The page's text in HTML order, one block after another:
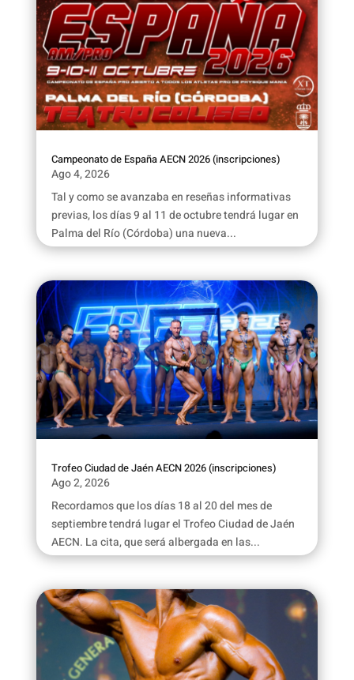
Campeonato de España AECN 2026 (inscripciones)
Ago 4, 2026
Tal y como se avanzaba en reseñas informativas
previas, los días 9 al 11 de octubre tendrá lugar en
Palma del Río (Córdoba) una nueva...
Trofeo Ciudad de Jaén AECN 2026 (inscripciones)
Ago 2, 2026
Recordamos que los días 18 al 20 del mes de
septiembre tendrá lugar el Trofeo Ciudad de Jaén
AECN. La cita, que será albergada en las...